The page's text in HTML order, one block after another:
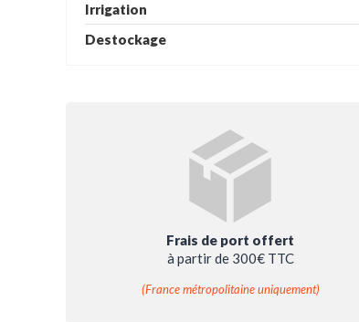
Irrigation
Destockage
Frais de port offert
à partir de 300€ TTC
(France métropolitaine uniquement)